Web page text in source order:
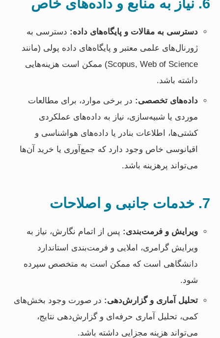
6. نیاز به منابع و داده‌های خاص
دسترسی به مقالات و پایگاه‌های داده: دسترسی به
ژورنال‌های علمی معتبر و پایگاه‌های داده پولی (مانند
Scopus, Web of Science) ممکن است هزینه‌هایی
داشته باشد.
داده‌های تخصصی: در برخی موارد، برای مطالعات
موردی یا شبیه‌سازی، نیاز به داده‌های عملکردی
کشتی‌ها، اطلاعات بنادر یا داده‌های هواشناسی و
اقیانوسی خاص وجود دارد که جمع‌آوری یا خرید آن‌ها
می‌تواند پرهزینه باشد.
7. خدمات جانبی و اصلاحات
ویرایش و فرمت‌بندی: پس از اتمام نگارش، نیاز به
ویرایش گرامری، املایی و فرمت‌بندی استاندارد
دانشگاهی است که ممکن است به متخصص سپرده
شود.
تحلیل آماری و گزارش‌دهی: در صورت وجود بخش‌های
کمی، تحلیل آماری حرفه‌ای و گزارش‌دهی نتایج،
می‌تواند هزینه مجزایی داشته باشد.